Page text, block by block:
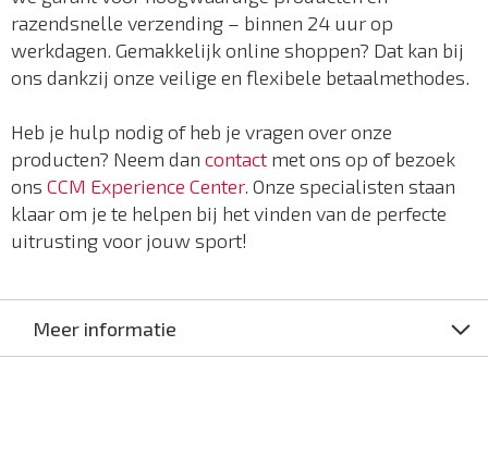
razendsnelle verzending – binnen 24 uur op
werkdagen. Gemakkelijk online shoppen? Dat kan bij
ons dankzij onze veilige en flexibele betaalmethodes.
Heb je hulp nodig of heb je vragen over onze
producten? Neem dan contact met ons op of bezoek
ons CCM Experience Center. Onze specialisten staan
klaar om je te helpen bij het vinden van de perfecte
uitrusting voor jouw sport!
Meer informatie